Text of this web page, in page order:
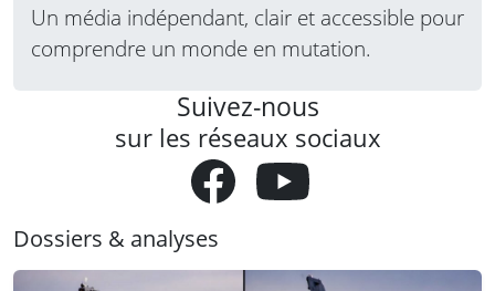
Un média indépendant, clair et accessible pour
comprendre un monde en mutation.
Suivez-nous
sur les réseaux sociaux
Dossiers & analyses